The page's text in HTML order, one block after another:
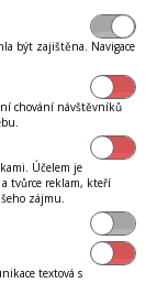
, nebo
i
být zajištěna. Navigace
chování návštěvníků
Účelem je
tvůrce reklam, kteří
zájmu.
textová s